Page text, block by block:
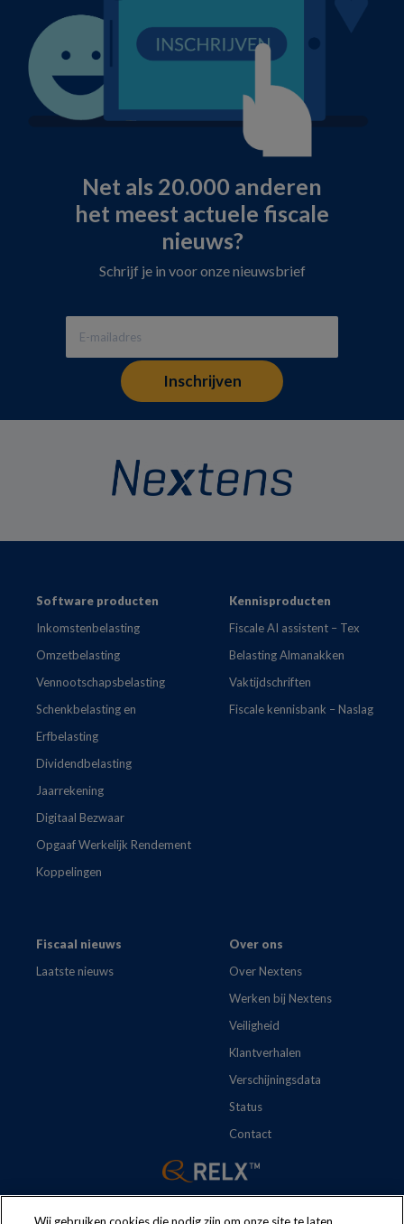
Net als 20.000 anderen
het meest actuele fiscale
nieuws?
Schrijf je in voor onze nieuwsbrief
FooterSoftware producten
Inkomstenbelasting
Omzetbelasting
Vennootschapsbelasting
Schenkbelasting en
Erfbelasting
Dividendbelasting
Jaarrekening
Digitaal Bezwaar
Opgaaf Werkelijk Rendement
Koppelingen
Kennisproducten
Fiscale AI assistent – Tex
Belasting Almanakken
Vaktijdschriften
Fiscale kennisbank – Naslag
Fiscaal nieuws
Laatste nieuws
Over ons
Over Nextens
Werken bij Nextens
Veiligheid
Klantverhalen
Verschijningsdata
Status
Contact